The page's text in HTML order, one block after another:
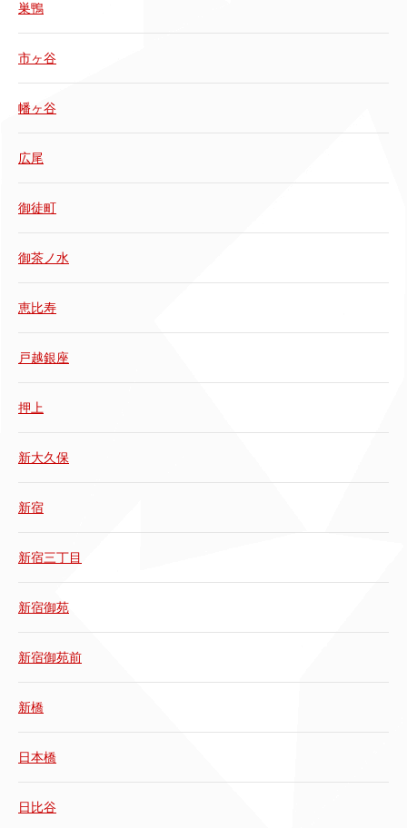
巣鴨
市ヶ谷
幡ヶ谷
広尾
御徒町
御茶ノ水
恵比寿
戸越銀座
押上
新大久保
新宿
新宿三丁目
新宿御苑
新宿御苑前
新橋
日本橋
日比谷